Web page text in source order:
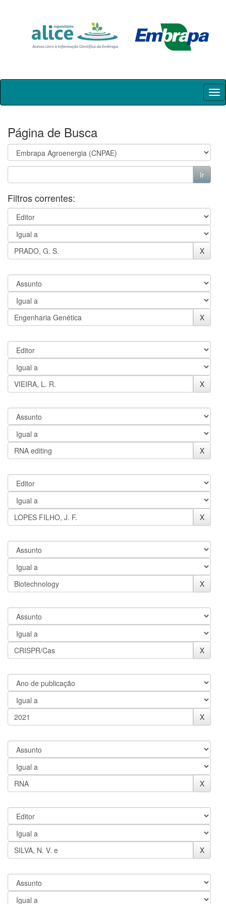
Skip
Página de Busca
Filtros correntes: